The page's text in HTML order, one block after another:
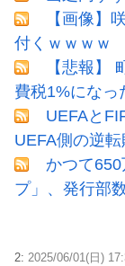
【画像】
付くｗｗｗｗ
【悲報】
費税1%になっ
UEFAと
UEFA側の逆
かつて
プ」、発行部
2: 2025/06/01(日)